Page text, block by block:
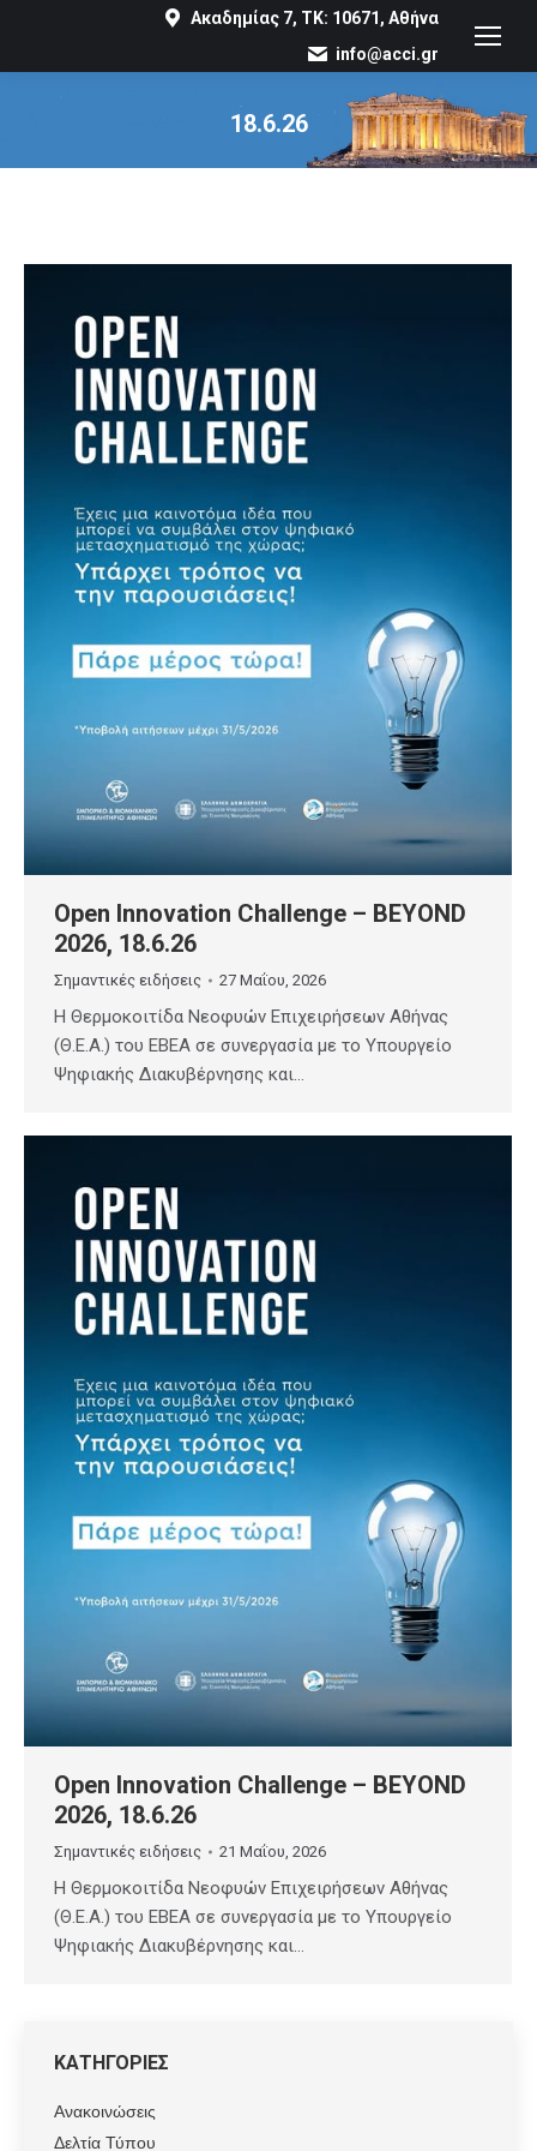
Ακαδημίας 7, ΤΚ: 10671, Αθήνα
info@acci.gr
18.6.26
You are here:
Open Innovation Challenge – BEYOND
2026, 18.6.26
Σημαντικές ειδήσεις 27 Μαΐου, 2026
Η Θερμοκοιτίδα Νεοφυών Επιχειρήσεων Αθήνας
(Θ.Ε.Α.) του ΕΒΕΑ σε συνεργασία με το Υπουργείο
Ψηφιακής Διακυβέρνησης και…
Open Innovation Challenge – BEYOND
2026, 18.6.26
Σημαντικές ειδήσεις 21 Μαΐου, 2026
Η Θερμοκοιτίδα Νεοφυών Επιχειρήσεων Αθήνας
(Θ.Ε.Α.) του ΕΒΕΑ σε συνεργασία με το Υπουργείο
Ψηφιακής Διακυβέρνησης και…
ΚΑΤΗΓΟΡΙΕΣ
Ανακοινώσεις
Δελτία Τύπου